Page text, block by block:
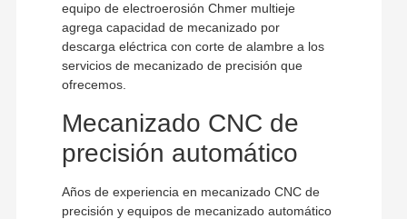
equipo de electroerosión Chmer multieje
agrega capacidad de mecanizado por
descarga eléctrica con corte de alambre a los
servicios de mecanizado de precisión que
ofrecemos.
Mecanizado CNC de
precisión automático
Años de experiencia en mecanizado CNC de
precisión y equipos de mecanizado automático